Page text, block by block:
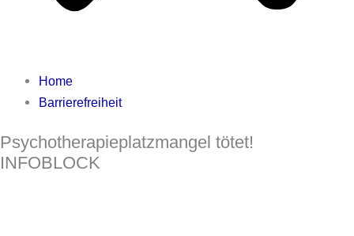
Home
Barrierefreiheit
Psychotherapieplatzmangel tötet!
INFOBLOCK